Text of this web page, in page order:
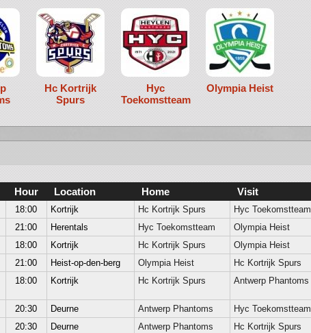
Hc Kortrijk
Spurs
Hyc
Toekomstteam
Olympia Heist
Hour Location Home Visit
18:00 Kortrijk Hc Kortrijk Spurs Hyc Toekomstteam
21:00 Herentals Hyc Toekomstteam Olympia Heist
18:00 Kortrijk Hc Kortrijk Spurs Olympia Heist
21:00 Heist-op-den-berg Olympia Heist Hc Kortrijk Spurs
18:00 Kortrijk Hc Kortrijk Spurs Antwerp Phantoms
20:30 Deurne Antwerp Phantoms Hyc Toekomstteam
20:30 Deurne Antwerp Phantoms Hc Kortrijk Spurs